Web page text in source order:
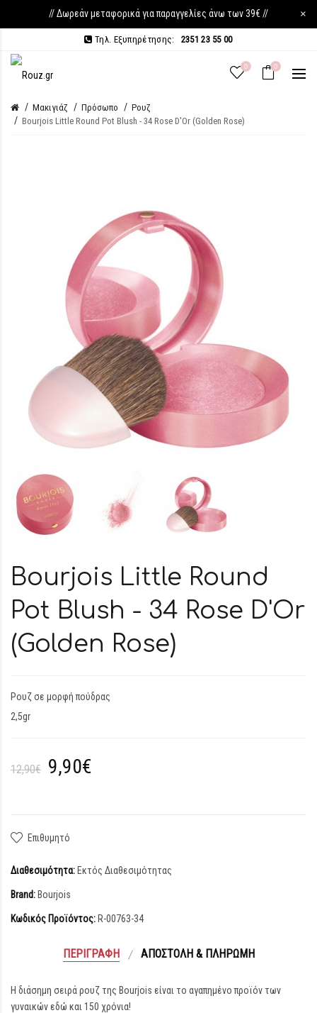
// Δωρεάν μεταφορικά για παραγγελίες άνω των 39€ // ×
Τηλ. Εξυπηρέτησης: 2351 23 55 00
0 0
Μακιγιάζ Πρόσωπο
Ρουζ
Bourjois Little Round Pot Blush - 34 Rose D'Or (Golden Rose)
Bourjois Little Round
Pot Blush - 34 Rose D'Or
(Golden Rose)
Ρουζ σε μορφή πούδρας
2,5gr
12,90€ 9,90€
Επιθυμητό
Διαθεσιμότητα: Εκτός Διαθεσιμότητας
Brand: Bourjois
Κωδικός Προϊόντος: R-00763-34
ΠΕΡΙΓΡΑΦΉ ΑΠΟΣΤΟΛΉ & ΠΛΗΡΩΜΉ
Η διάσημη σειρά ρουζ της Bourjois είναι το αγαπημένο προϊόν των
γυναικών εδώ και 150 χρόνια!